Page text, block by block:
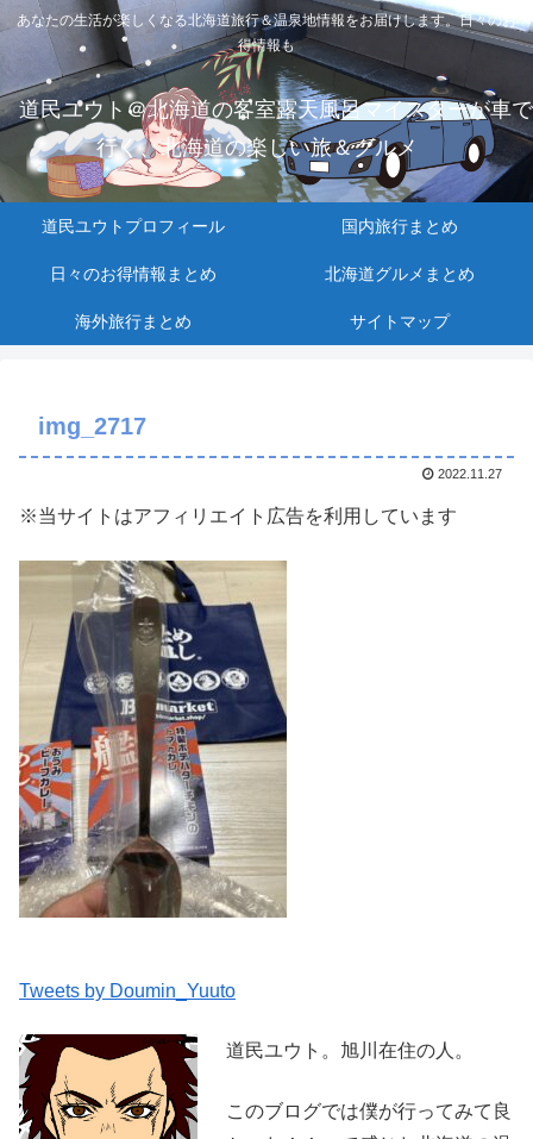
あなたの生活が楽しくなる北海道旅行＆温泉地情報をお届けします。日々のお
得情報も
道民ユウト＠北海道の客室露天風呂マイスターが車で
行く、北海道の楽しい旅＆グルメ
道民ユウトプロフィール 国内旅行まとめ
日々のお得情報まとめ 北海道グルメまとめ
海外旅行まとめ サイトマップ
img_2717
2022.11.27
※当サイトはアフィリエイト広告を利用しています
Tweets by Doumin_Yuuto
道民ユウト。旭川在住の人。
このブログでは僕が行ってみて良